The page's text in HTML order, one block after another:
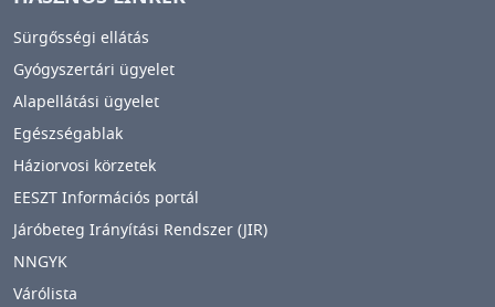
Sürgősségi ellátás
Gyógyszertári ügyelet
Alapellátási ügyelet
Egészségablak
Háziorvosi körzetek
EESZT Információs portál
Járóbeteg Irányítási Rendszer (JIR)
NNGYK
Várólista